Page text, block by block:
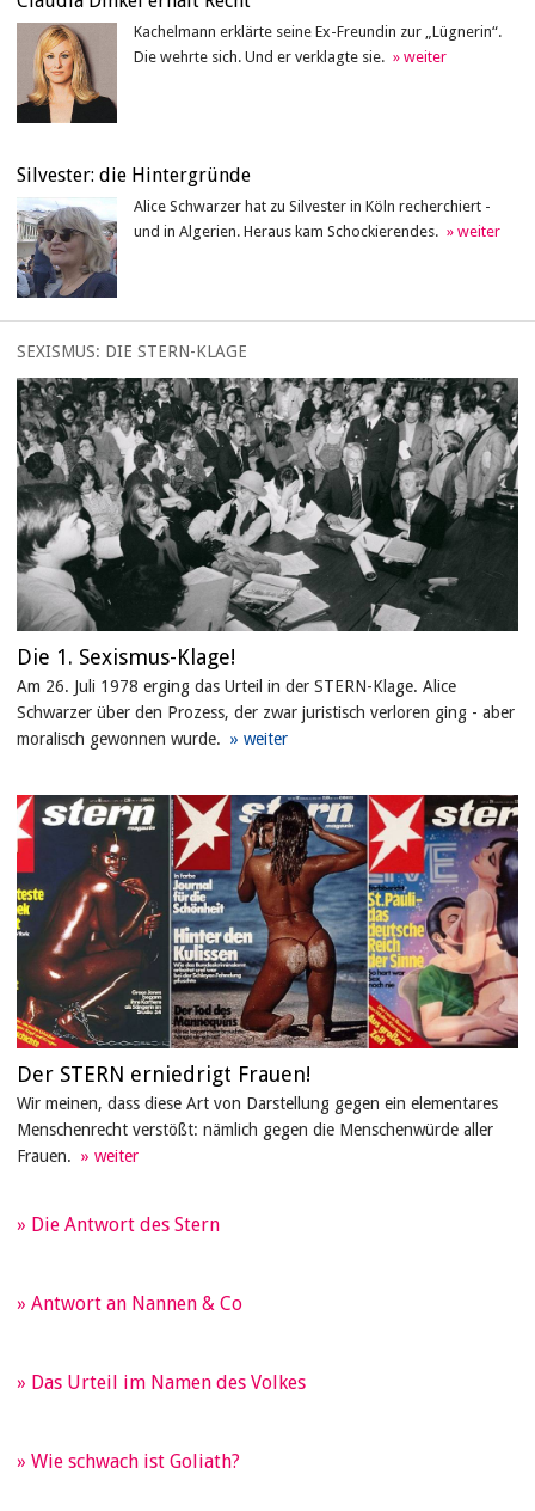
Kachelmann erklärte seine Ex-Freundin zur „Lügnerin“.
Die wehrte sich. Und er verklagte sie.
Silvester: die Hintergründe
Alice Schwarzer hat zu Silvester in Köln recherchiert -
und in Algerien. Heraus kam Schockierendes.
SEXISMUS: DIE STERN-KLAGE
Die 1. Sexismus-Klage!
Am 26. Juli 1978 erging das Urteil in der STERN-Klage. Alice
Schwarzer über den Prozess, der zwar juristisch verloren ging - aber
moralisch gewonnen wurde.
Der STERN erniedrigt Frauen!
Wir meinen, dass diese Art von Darstellung gegen ein elementares
Menschenrecht verstößt: nämlich gegen die Menschenwürde aller
Frauen.
Die Antwort des Stern
Antwort an Nannen & Co
Das Urteil im Namen des Volkes
Wie schwach ist Goliath?